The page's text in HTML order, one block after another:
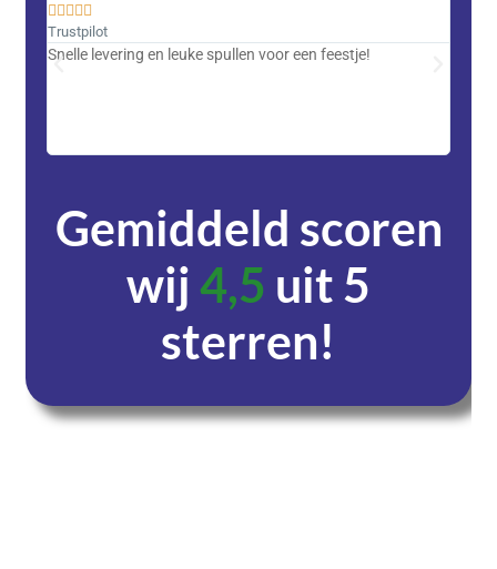
    
Trustpilot
Snelle levering en leuke spullen voor een feestje!
Gemiddeld scoren
wij4,5 uit 5
sterren!